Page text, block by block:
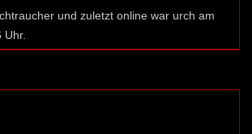
und zuletzt online war urch am
Uhr.